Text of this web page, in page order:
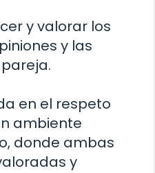
y valorar los
y las
en el respeto
ambiente
donde ambas
y